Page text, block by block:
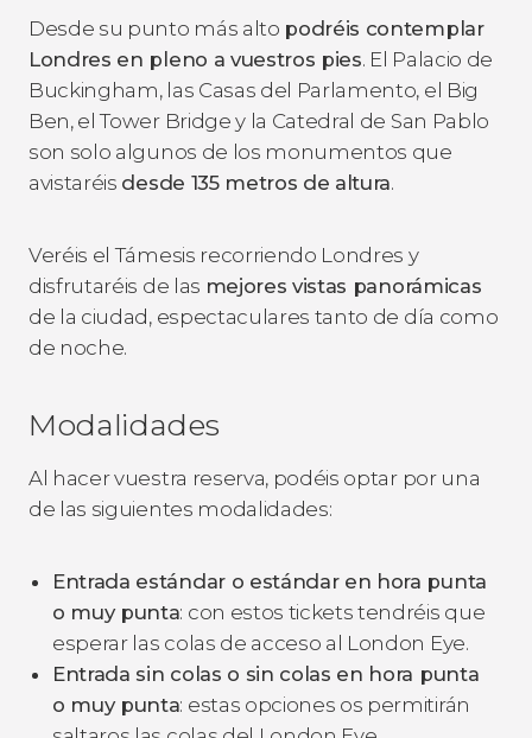
Desde su punto más alto podréis contemplar
Londres en pleno a vuestros pies. El Palacio de
Buckingham, las Casas del Parlamento, el Big
Ben, el Tower Bridge y la Catedral de San Pablo
son solo algunos de los monumentos que
avistaréis desde 135 metros de altura.
Veréis el Támesis recorriendo Londres y
disfrutaréis de las mejores vistas panorámicas
de la ciudad, espectaculares tanto de día como
de noche.
Modalidades
Al hacer vuestra reserva, podéis optar por una
de las siguientes modalidades:
Entrada estándar o estándar en hora punta
o muy punta: con estos tickets tendréis que
esperar las colas de acceso al London Eye.
Entrada sin colas o sin colas en hora punta
o muy punta: estas opciones os permitirán